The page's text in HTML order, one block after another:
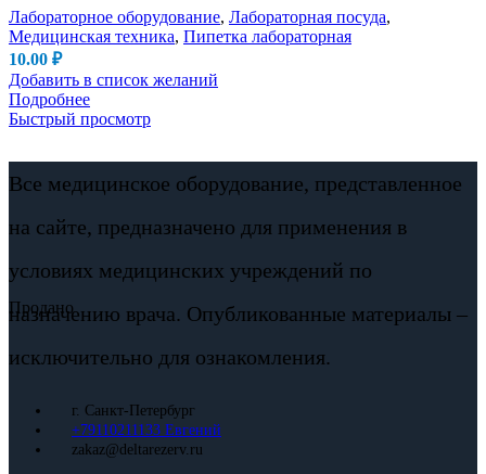
Продано
Лабораторное оборудование, Лабораторная посуда,
Медицинская техника, Пипетка лабораторная
10.00 ₽
Добавить в список желаний
Подробнее
Быстрый просмотр
Все медицинское оборудование, представленное
на сайте, предназначено для применения в
условиях медицинских учреждений по
назначению врача. Опубликованные материалы –
исключительно для ознакомления.
г. Санкт-Петербург
+79110211133 Евгений
zakaz@deltarezerv.ru